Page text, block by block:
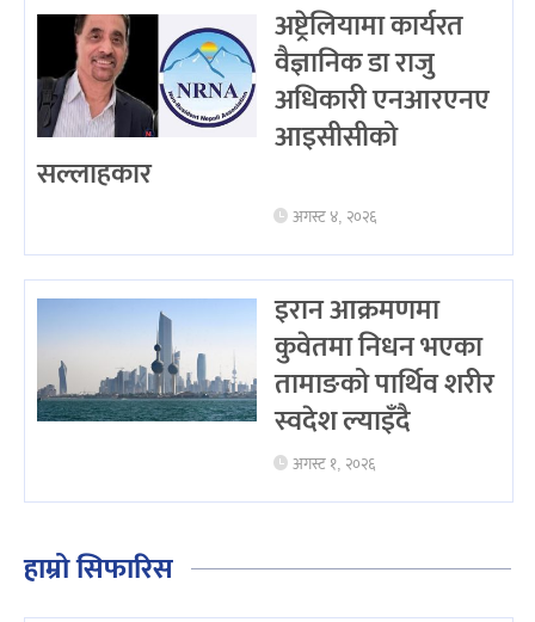
अष्ट्रेलियामा कार्यरत
वैज्ञानिक डा राजु
अधिकारी एनआरएनए
आइसीसीको
सल्लाहकार
अगस्ट ४, २०२६
इरान आक्रमणमा
कुवेतमा निधन भएका
तामाङको पार्थिव शरीर
स्वदेश ल्याइँदै
अगस्ट १, २०२६
हाम्रो सिफारिस